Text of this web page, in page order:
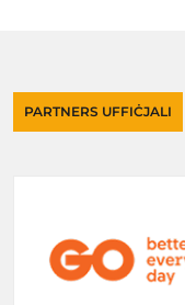
PARTNERS UFFIĊJALI